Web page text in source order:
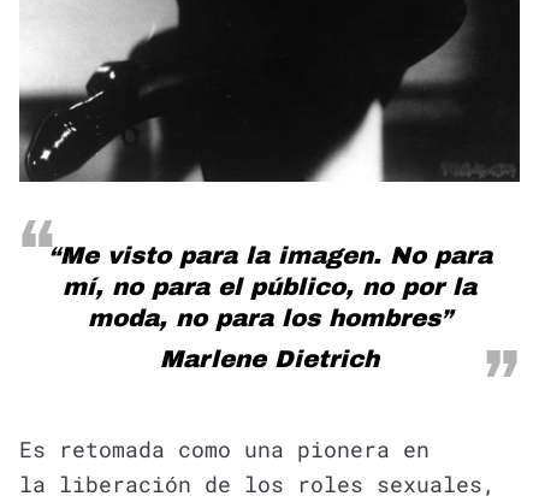
“Me visto para la imagen. No para
mí, no para el público, no por la
moda, no para los hombres”
Marlene Dietrich
Es retomada como una pionera en
la liberación de los roles sexuales,